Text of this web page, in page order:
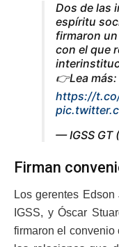
Dos de las
espíritu
firmaron
con el que
👉Lea más:
https://
— IGSS GT
Firman
Los gerentes
IGSS, y Óscar
firmaron el convenio